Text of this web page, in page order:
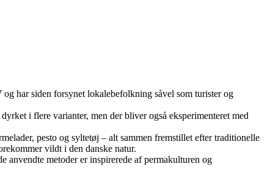
har siden forsynet lokalebefolkning såvel som turister og
i flere varianter, men der bliver også eksperimenteret med
pesto og syltetøj – alt sammen fremstillet efter traditionelle
vildt i den danske natur.
anvendte metoder er inspirerede af permakulturen og